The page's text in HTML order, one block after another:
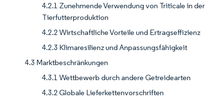
4.2.1 Zunehmende Verwendung von Triticale in der
Tierfutterproduktion
4.2.2 Wirtschaftliche Vorteile und Ertragseffizienz
4.2.3 Klimaresilienz und Anpassungsfähigkeit
4.3 Marktbeschränkungen
4.3.1 Wettbewerb durch andere Getreidearten
4.3.2 Globale Lieferkettenvorschriften